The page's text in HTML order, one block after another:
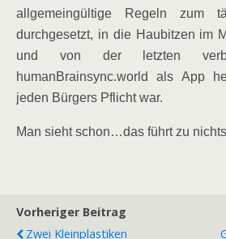
allgemeingültige Regeln zum
durchgesetzt, in die Haubitzen im
und von der letzten
humanBrainsync.world als App
jeden Bürgers Pflicht war.
Man sieht schon…das führt zu
Vorheriger Beitrag
Zwei Kleinplastiken